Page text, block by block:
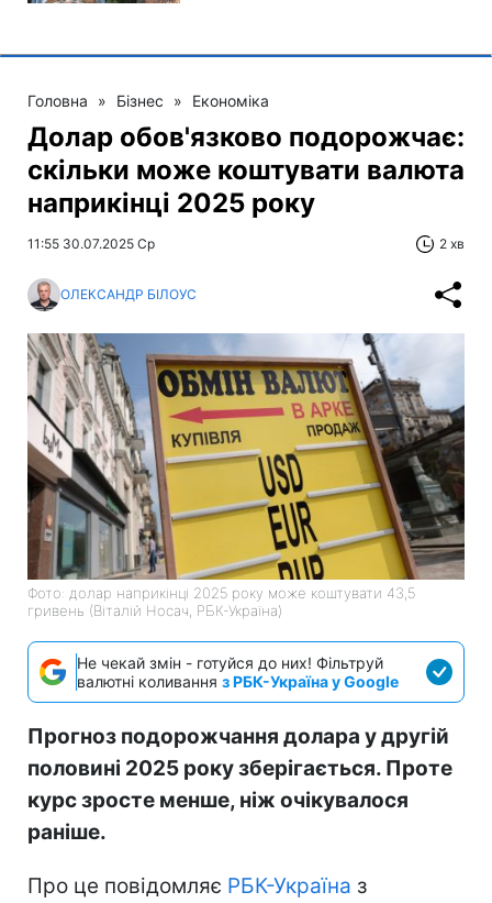
Головна » Бізнес » Економіка
Долар обов'язково подорожчає:
скільки може коштувати валюта
наприкінці 2025 року
11:55 30.07.2025 Ср 2 хв
ОЛЕКСАНДР БІЛОУС
Фото: долар наприкінці 2025 року може коштувати 43,5
гривень (Віталій Носач, РБК-Україна)
Не чекай змін - готуйся до них! Фільтруй
валютні коливання з РБК-Україна у Google
Прогноз подорожчання долара у другій
половині 2025 року зберігається. Проте
курс зросте менше, ніж очікувалося
раніше.
Про це повідомляє РБК-Україна з